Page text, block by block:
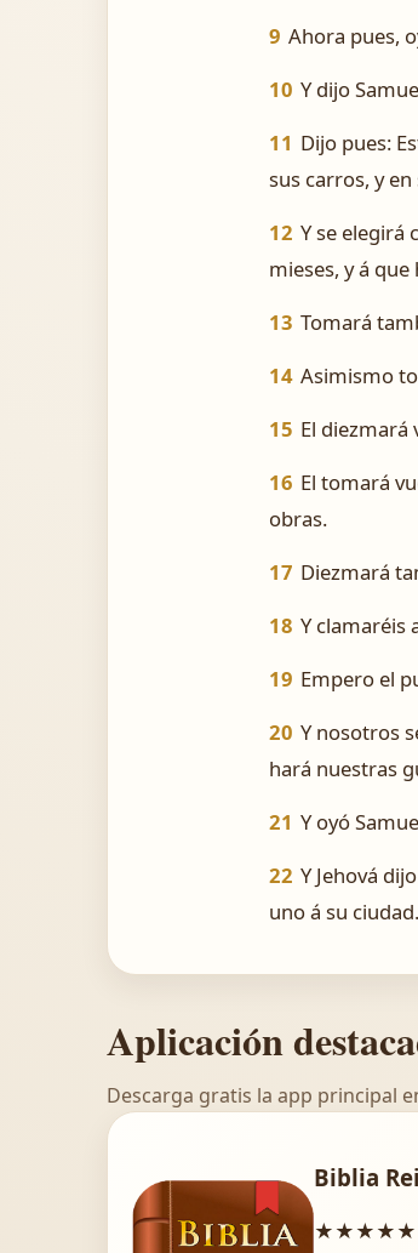
9 Ahora pues,
10 Y dijo
11 Dijo pues:
sus carros, y
12 Y se elegirá
mieses, y á
13 Tomará
14 Asimismo
15 El diezmará
16 El tomará
obras.
17 Diezmará
18 Y clamaréis
19 Empero el
20 Y nosotros
hará nuestras
21 Y oyó
22 Y Jehová
uno á su ciudad.
Aplicación
Descarga gratis la app principal
Biblia
★★★★★